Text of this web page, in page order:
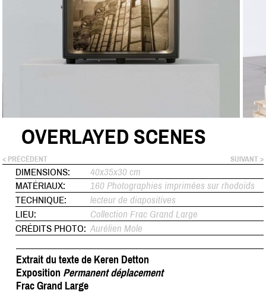
OVERLAYED SCENES
< PRÉCÉDENT SUIVANT >
DIMENSIONS:
40x35x30 cm
MATÉRIAUX:
160 Photographies imprimées sur rhodoïds
TECHNIQUE:
lecteur de diapositives
LIEU:
Collection Frac Grand Large
CRÉDITS PHOTO: Aurélien Mole
Extrait du texte de Keren Detton
Exposition Permanent déplacement
Frac Grand Large